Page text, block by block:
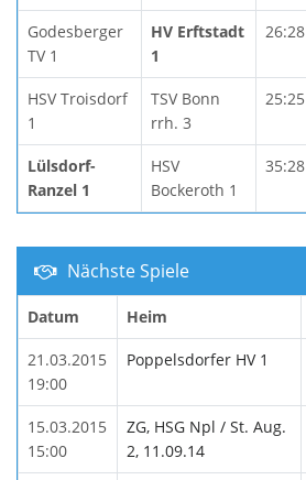
Godesberger
TV 1
HV Erftstadt
1
26:28
HSV Troisdorf
1
TSV Bonn
rrh. 3
25:25
Lülsdorf-
Ranzel 1
HSV
Bockeroth 1
35:28
Nächste Spiele
Datum Heim
21.03.2015
19:00
Poppelsdorfer HV 1
15.03.2015
15:00
ZG, HSG Npl / St. Aug.
2, 11.09.14